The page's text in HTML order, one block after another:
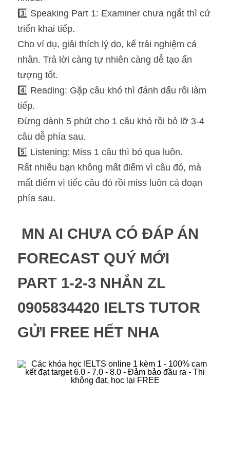
3️⃣ Speaking Part 1: Examiner chưa ngắt thì cứ
triển khai tiếp.
Cho ví dụ, giải thích lý do, kể trải nghiệm cá
nhân. Trả lời càng tự nhiên càng dễ tạo ấn
tượng tốt.
4️⃣ Reading: Gặp câu khó thì đánh dấu rồi làm
tiếp.
Đừng dành 5 phút cho 1 câu khó rồi bỏ lỡ 3-4
câu dễ phía sau.
5️⃣ Listening: Miss 1 câu thì bỏ qua luôn.
Rất nhiều bạn không mất điểm vì câu đó, mà
mất điểm vì tiếc câu đó rồi miss luôn cả đoạn
phía sau.
FORECAST QUÝ MỚI
PART 1-2-3 NHẮN ZL
0905834420 IELTS TUTOR
GỬI FREE HẾT NHA